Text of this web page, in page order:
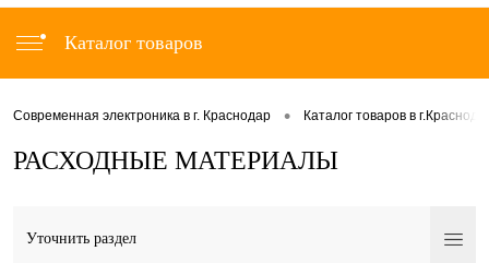
Каталог товаров
Современная электроника в г. Краснодар • Каталог товаров в
РАСХОДНЫЕ МАТЕРИАЛЫ
Уточнить раздел